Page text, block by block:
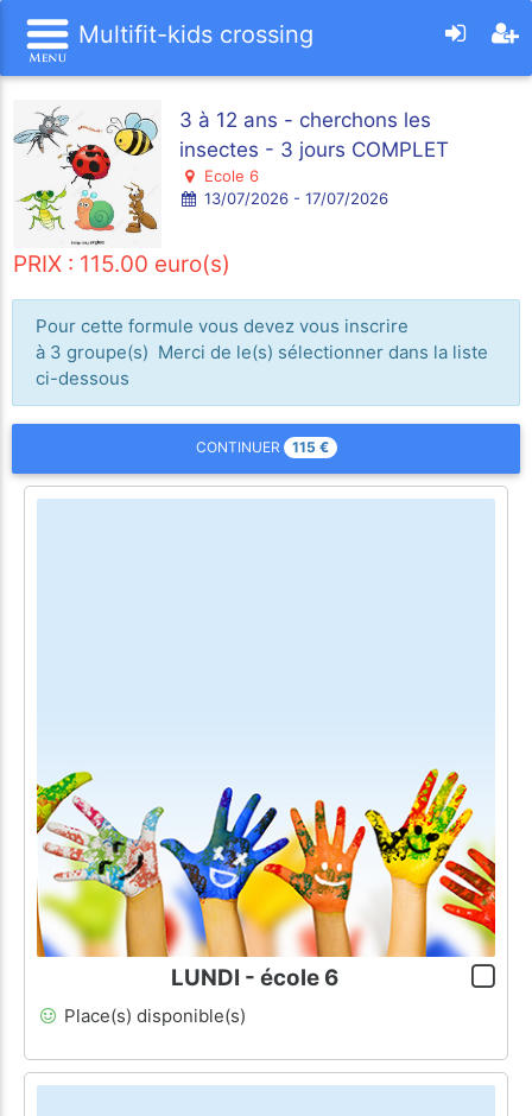
Multifit-kids crossing
3 à 12 ans - cherchons les
insectes - 3 jours COMPLET
Ecole 6
13/07/2026 - 17/07/2026
PRIX : 115.00 euro(s)
Pour cette formule vous devez vous inscrire
à 3 groupe(s) Merci de le(s) sélectionner dans la liste
ci-dessous
CONTINUER 115 €
LUNDI - école 6
Place(s) disponible(s)